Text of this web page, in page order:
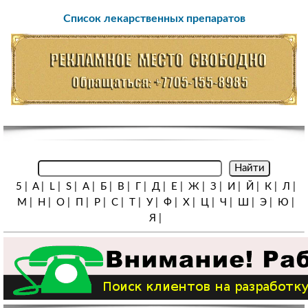
Список лекарственных препаратов
5 A| L| S| А| Б| В Д| Е Ж| З И Й К| Л
М
Н О| Р| С| У| Ф| Х| Ц| Ч Ш Э| Ю
Я